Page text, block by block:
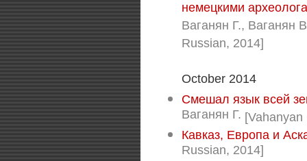
немецкими
Ваганян Г., Ваганян
Russian, 2014]
October 2014
Смешал язык всей
Ваганян Г.
Кавказ, Европа и
Russian, 2014]